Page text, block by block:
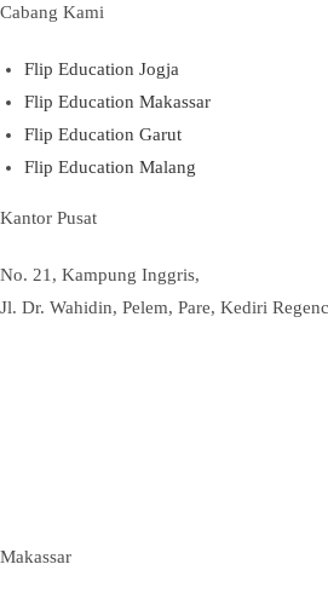
Cabang Kami
Flip Education Jogja
Flip Education Makassar
Flip Education Garut
Flip Education Malang
Kantor Pusat
No. 21, Kampung Inggris,
Jl. Dr. Wahidin, Pelem, Pare, Kediri
Makassar